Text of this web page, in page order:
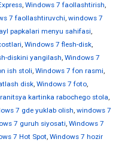
, Windows 7 faollashtirish,
7 faollashtiruvchi, windows 7
papkalari menyu sahifasi,
, Windows 7 flesh-disk,
diskini yangilash, Windows 7
ish stoli, Windows 7 fon rasmi,
disk, Windows 7 foto,
kartinka rabochego stola,
7 gde yuklab olish, windows 7
7 guruh siyosati, Windows 7
7 Hot Spot, Windows 7 hozir